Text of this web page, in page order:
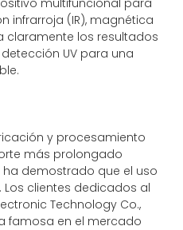
infrarroja (IR), magnética
claramente los resultados
UV para una
y procesamiento
más prolongado
ha demostrado que el uso
clientes dedicados al
Technology Co.,
famosa en el mercado